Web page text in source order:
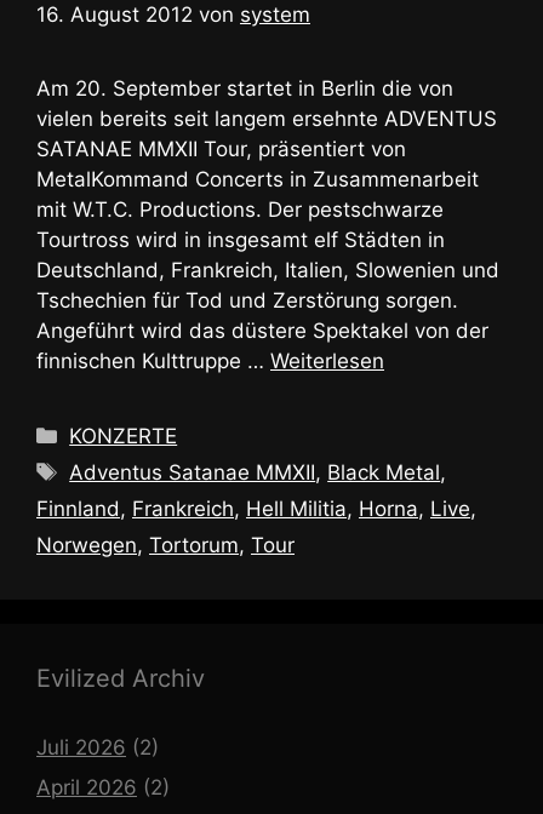
16. August 2012 von system
Am 20. September startet in Berlin die von
vielen bereits seit langem ersehnte ADVENTUS
SATANAE MMXII Tour, präsentiert von
MetalKommand Concerts in Zusammenarbeit
mit W.T.C. Productions. Der pestschwarze
Tourtross wird in insgesamt elf Städten in
Deutschland, Frankreich, Italien, Slowenien und
Tschechien für Tod und Zerstörung sorgen.
Angeführt wird das düstere Spektakel von der
finnischen Kulttruppe … Weiterlesen
Kategorien
KONZERTE
Schlagwörter
Adventus Satanae MMXII, Black Metal,
Finnland, Frankreich, Hell Militia, Horna, Live,
Norwegen, Tortorum, Tour
Evilized Archiv
Juli 2026 (2)
April 2026 (2)